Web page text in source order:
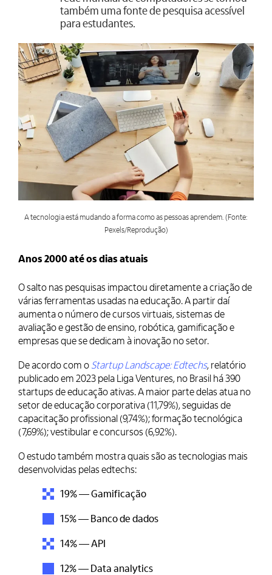
também uma fonte de pesquisa acessível
para estudantes.
A tecnologia está mudando a forma como as pessoas aprendem. (Fonte:
Pexels/Reprodução)
Anos 2000 até os dias atuais
O salto nas pesquisas impactou diretamente a criação de
várias ferramentas usadas na educação. A partir daí
aumenta o número de cursos virtuais, sistemas de
avaliação e gestão de ensino, robótica, gamificação e
empresas que se dedicam à inovação no setor.
De acordo com o Startup Landscape: Edtechs, relatório
publicado em 2023 pela Liga Ventures, no Brasil há 390
startups de educação ativas. A maior parte delas atua no
setor de educação corporativa (11,79%), seguidas de
capacitação profissional (9,74%); formação tecnológica
(7,69%); vestibular e concursos (6,92%).
O estudo também mostra quais são as tecnologias mais
desenvolvidas pelas edtechs:
19% — Gamificação
15% — Banco de dados
14% — API
12% — Data analytics